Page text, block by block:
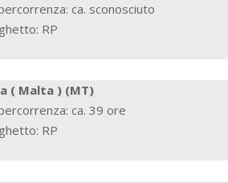
ca. sconosciuto
RP
( Malta ) (MT)
ca. 39 ore
RP